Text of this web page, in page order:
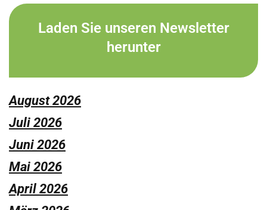
Laden Sie unseren Newsletter
herunter
August 2026
Juli 2026
Juni 2026
Mai 2026
April 2026